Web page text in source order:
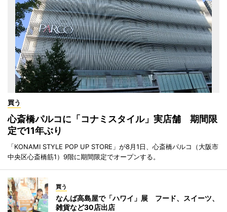
買う
心斎橋パルコに「コナミスタイル」実店舗 期間限
定で11年ぶり
「KONAMI STYLE POP UP STORE」が8月1日、心斎橋パルコ（大阪市
中央区心斎橋筋1）9階に期間限定でオープンする。
買う
なんば高島屋で「ハワイ」展 フード、スイーツ、
雑貨など30店出店